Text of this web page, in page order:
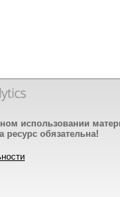
использовании
ресурс обязательна!